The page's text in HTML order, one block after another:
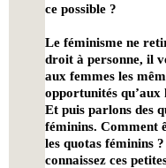
ce possible ?
Le féminisme ne
droit à personne, il
aux femmes les
opportunités qu’aux
Et puis parlons des
féminins. Comment
les quotas féminins
connaissez ces